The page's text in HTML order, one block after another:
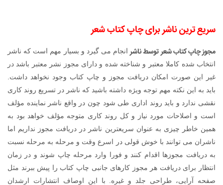
سریع ترین ناشر برای چاپ کتاب شعر
مجوز چاپ کتاب شعر توسط ناشر انجام می گیرد و بسیار مهم است که ناشر
انتخاب شده کاملا معتبر و شناخته شده و دارای مجوز نشر معتبر باشد در
غیر این صورت امکان دریافت مجوز و چاپ کتاب وجود نخواهد داشت.
باید به این نکته مهم توجه ویژه داشته باشید که ناشر در تسریع روند کاری
نقشی ندارد و باید روند اداری طی شود چون در واقع ناشر نماینده مؤلف
است و اصلاحات مورد نیاز و کل روند کاری متوجه مؤلف خواهد بود به
همین خاطر چیزی به عنوان سریعترین ناشر در دریافت مجوز نداریم اما
ناشران می توانند با خوش قولی در اسرع وقت و مرحله به مرحله نسبت
به دریافت مجوزها اقدام کنند و فورا وارد مرحله چاپ شوند و در زمان
انتظار برای دریافت هر مجوز کارهای جانبی چاپ کتاب را پیش ببرند مثل
صفحه آرایی، طراحی جلد و غیره. با این اوصاف انتشارات ارشدان